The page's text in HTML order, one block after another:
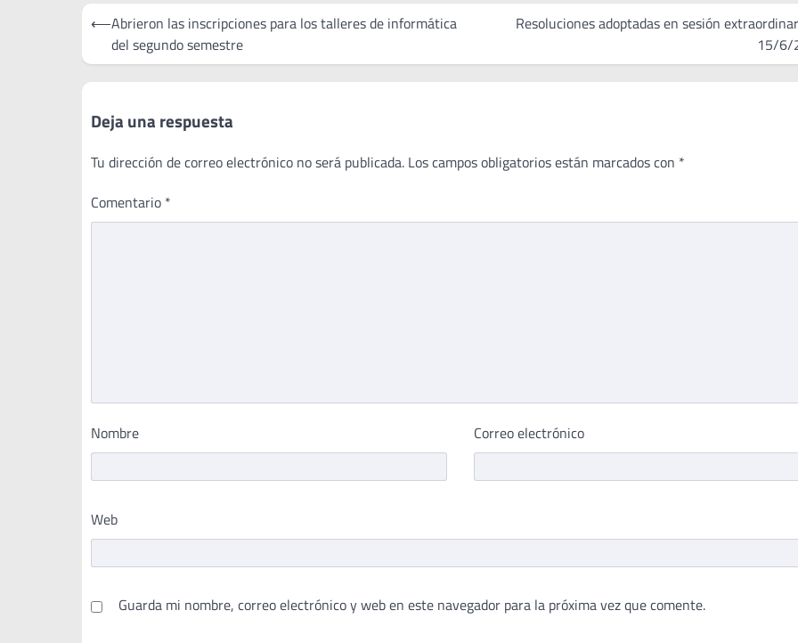
Navegación
entradas
⟵Abrieron las inscripciones para los talleres de informática
del segundo semestre
Resoluciones adoptadas en sesión
15/6/
Deja una respuesta
Tu dirección de correo electrónico no será publicada. Los campos obligatorios están marcados con *
Comentario *
Nombre Correo electrónico
Web
Guarda mi nombre, correo electrónico y web en este navegador para la próxima vez que comente.